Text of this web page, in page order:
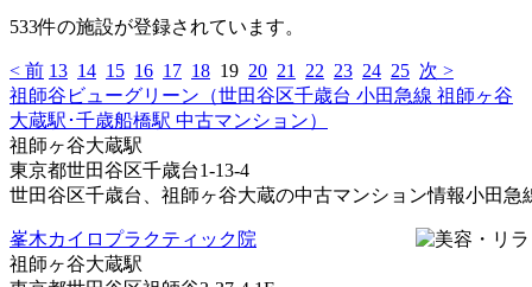
533件の施設が登録されています。
< 前 13 14 15 16 17 18 19 20 21 22 23 24 25 次 >
祖師谷ビューグリーン（世田谷区千歳台 小田急線 祖師ヶ谷
大蔵駅･千歳船橋駅 中古マンション）
祖師ヶ谷大蔵駅
東京都世田谷区千歳台1-13-4
世田谷区千歳台、祖師ヶ谷大蔵の中古マンション情報小田急
峯木カイロプラクティック院
祖師ヶ谷大蔵駅